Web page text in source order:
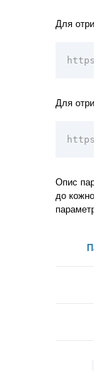
Для
Для
Опис
до
параметр):